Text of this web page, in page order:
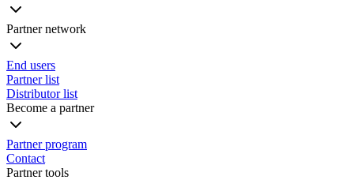
Partner network
End users
Partner list
Distributor list
Become a partner
Partner program
Contact
Partner tools